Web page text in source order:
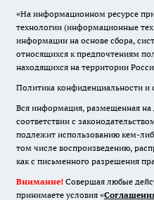
«На информационном ресурсе
технологии (информационные
информации на основе сбора,
относящихся к предпочтениям
находящихся на территории
Политика конфиденциальности и
Вся информация, размещенная на
соответствии с
подлежит использованию кем-
том числе воспроизведению,
как с письменного разрешения
Внимание! Совершая любые
принимаете условия «